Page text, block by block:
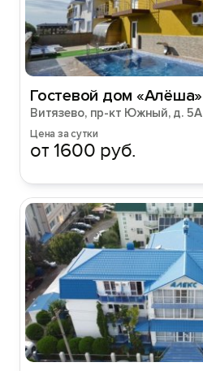
Гостевой дом «Алёша»
Витязево, пр-кт Южный, д. 5А
Цена за сутки
от 1600 руб.